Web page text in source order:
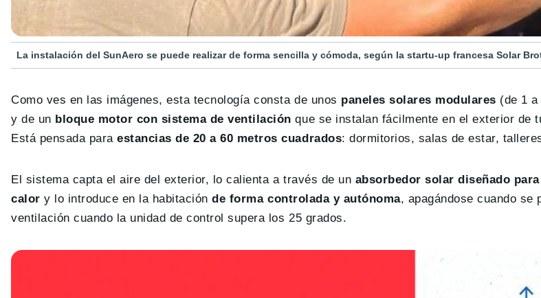
La instalación del SunAero se puede realizar de forma sencilla y cómoda, según la startu-up francesa Solar
Como ves en las imágenes, esta tecnología consta de unos paneles solares modulares (de 1
y de un bloque motor con sistema de ventilación que se instalan fácilmente en el exterior de
Está pensada paraestancias de 20 a 60 metros cuadrados: dormitorios, salas de estar,
El sistema capta el aire del exterior, lo calienta a través de un absorbedor solar diseñado
calor y lo introduce en la habitaciónde forma controlada y autónoma, apagándose cuando se
ventilación cuando la unidad de control supera los 25 grados.